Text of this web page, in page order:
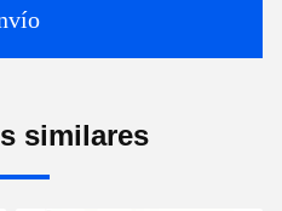
similares